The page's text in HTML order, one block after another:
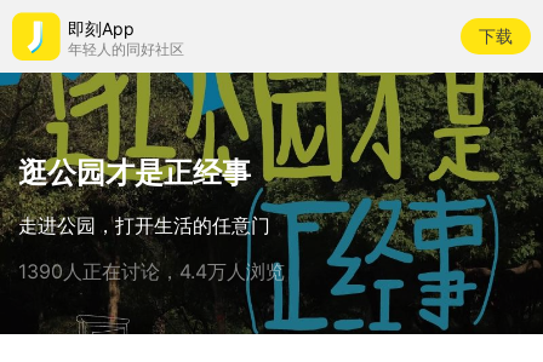
即刻App
年轻人的同好社区
下载
逛公园才是正经事
走进公园，打开生活的任意门
1390人正在讨论，4.4万人浏览